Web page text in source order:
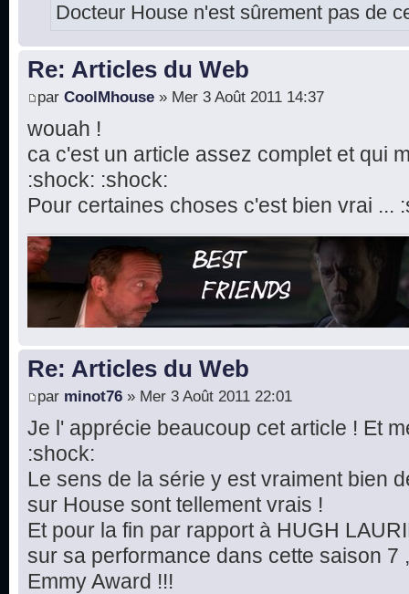
Docteur House n'est sûrement pas de
Re: Articles du Web
par CoolMhouse » Mer 3 Août 2011 14:37
wouah !
ca c'est un article assez complet et qui
:shock: :shock:
Pour certaines choses c'est bien vrai ...
Re: Articles du Web
par minot76 » Mer 3 Août 2011 22:01
Je l' apprécie beaucoup cet article ! Et
:shock:
Le sens de la série y est vraiment bien
sur House sont tellement vrais !
Et pour la fin par rapport à HUGH
sur sa performance dans cette saison 7
Emmy Award !!!